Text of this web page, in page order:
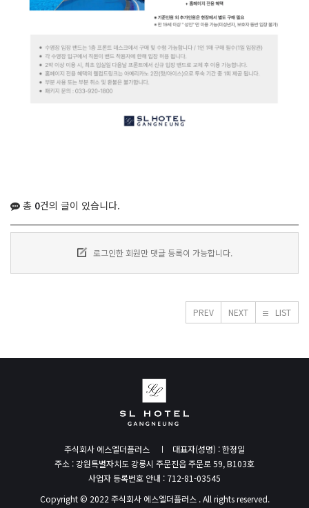
총 0건의 글이 있습니다.
로그인한 회원만 댓글 등록이 가능합니다.
PREV NEXT LIST
주식회사 에스엘더플러스
대표자(성명) : 한정일
주소 : 강원특별자치도 강릉시 주문진읍 주문로 59, B103호
사업자 등록번호 안내 : 712-81-03545
Copyright © 2022 주식회사 에스엘더플러스 . All rights reserved.